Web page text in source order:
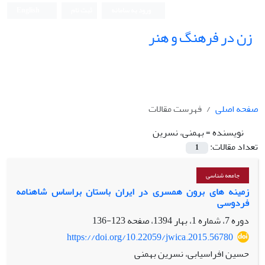
زن در فرهنگ و هنر
صفحه اصلی
فهرست مقالات
نویسنده =بهمنی، نسرین
تعداد مقالات:
1
جامعه شناسی
زمینه های برون همسری در ایران باستان براساس شاهنامه
فردوسی
دوره 7، شماره 1، بهار 1394، صفحه
123-136
https://doi.org/10.22059/jwica.2015.56780
حسین افراسیابی، نسرین بهمنی